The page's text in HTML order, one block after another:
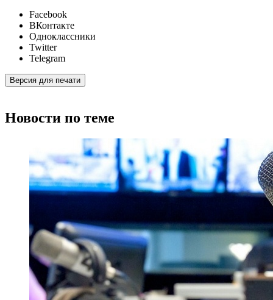
Facebook
ВКонтакте
Одноклассники
Twitter
Telegram
Версия для печати
Новости по теме